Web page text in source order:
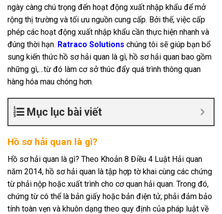
ngày càng chú trọng đến hoạt động xuất nhập khẩu để mở
rộng thị trường và tối ưu nguồn cung cấp. Bởi thế, việc cấp
phép các hoạt động xuất nhập khẩu cần thực hiện nhanh và
đúng thời hạn. Ratraco Solutions chúng tôi sẽ giúp bạn bổ
sung kiến thức hồ sơ hải quan là gì, hồ sơ hải quan bao gồm
những gì,…từ đó làm cơ sở thúc đẩy quá trình thông quan
hàng hóa mau chóng hơn.
Mục lục bài viết
Hồ sơ hải quan là gì?
Hồ sơ hải quan là gì? Theo Khoản 8 Điều 4 Luật Hải quan
năm 2014, hồ sơ hải quan là tập hợp tờ khai cùng các chứng
từ phải nộp hoặc xuất trình cho cơ quan hải quan. Trong đó,
chứng từ có thể là bản giấy hoặc bản điện tử, phải đảm bảo
tính toàn vẹn và khuôn dạng theo quy định của pháp luật về